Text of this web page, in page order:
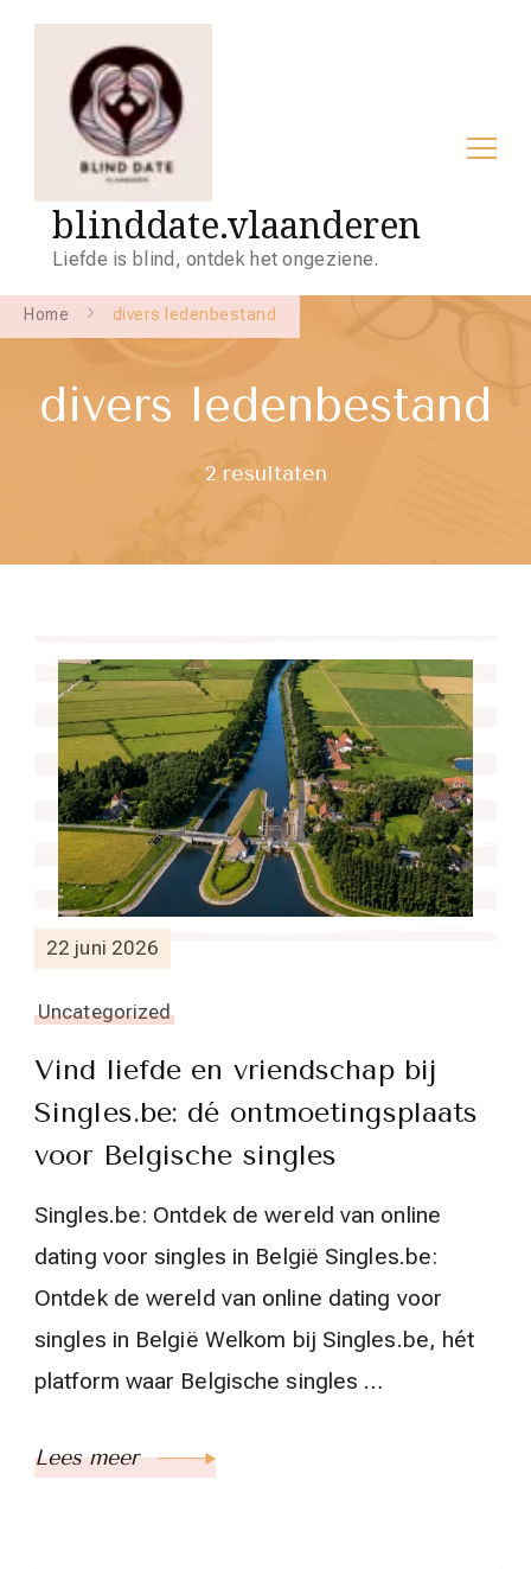
blinddate.vlaanderen
Liefde is blind, ontdek het ongeziene.
Home divers ledenbestand
divers ledenbestand
2 resultaten
22 juni 2026
Uncategorized
Vind liefde en vriendschap bij
Singles.be: dé ontmoetingsplaats
voor Belgische singles
Singles.be: Ontdek de wereld van online
dating voor singles in België Singles.be:
Ontdek de wereld van online dating voor
singles in België Welkom bij Singles.be, hét
platform waar Belgische singles …
Lees meer